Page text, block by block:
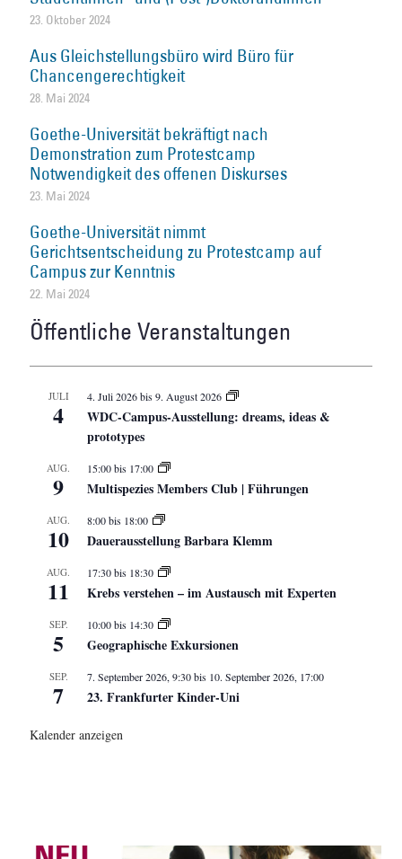
23. Oktober 2024
Aus Gleichstellungsbüro wird Büro für
Chancengerechtigkeit
28. Mai 2024
Goethe-Universität bekräftigt nach
Demonstration zum Protestcamp
Notwendigkeit des offenen Diskurses
23. Mai 2024
Goethe-Universität nimmt
Gerichtsentscheidung zu Protestcamp auf
Campus zur Kenntnis
22. Mai 2024
Öffentliche Veranstaltungen
JULI
4
4. Juli 2026bis9. August 2026
WDC-Campus-Ausstellung: dreams, ideas &
prototypes
AUG.
9
15:00bis 17:00
Multispezies Members Club | Führungen
AUG.
10
8:00bis 18:00
Dauerausstellung Barbara Klemm
AUG.
11
17:30bis 18:30
Krebs verstehen – im Austausch mit Experten
SEP.
5
10:00bis 14:30
Geographische Exkursionen
SEP.
7
7. September 2026, 9:30bis 10. September 2026, 17:00
23. Frankfurter Kinder-Uni
Kalender anzeigen